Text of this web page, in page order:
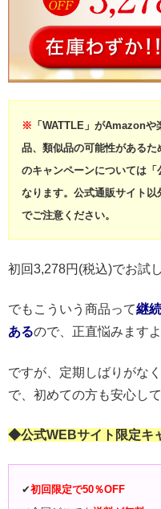
※ 「WATTLE」がAmazon
品、類似品の可能性がある
のキャンペーンについては
なります。公式通販サイト
でご注意ください。
初回3,278円(税込)でお試
でもこういう商品って継
あるので、正直悩みますよ
ですが、定期しばりがな
で、初めての方も安心し
◆公式WEBサイト限定キ
✔︎初回限定で50％OFF